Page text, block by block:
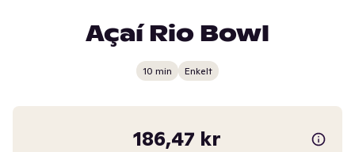
Açaí Rio Bowl
10 min Enkelt
186,47 kr